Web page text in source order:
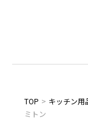
TOP > キッチン用
ミトン